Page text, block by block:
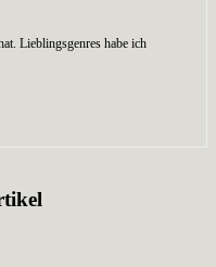
Lieblingsgenres habe ich